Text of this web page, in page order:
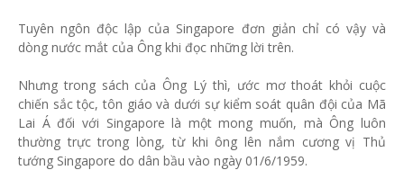
Tuyên ngôn độc lập của Singapore đơn giản chỉ có vậy và
dòng nước mắt của Ông khi đọc những lời trên.
Nhưng trong sách của Ông Lý thì, ước mơ thoát khỏi cuộc
chiến sắc tộc, tôn giáo và dưới sự kiểm soát quân đội của Mã
Lai Á đối với Singapore là một mong muốn, mà Ông luôn
thường trực trong lòng, từ khi ông lên nắm cương vị Thủ
tướng Singapore do dân bầu vào ngày 01/6/1959.